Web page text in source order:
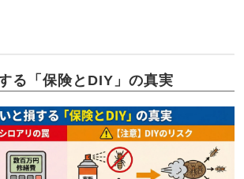
る「保険とDIY」の真実